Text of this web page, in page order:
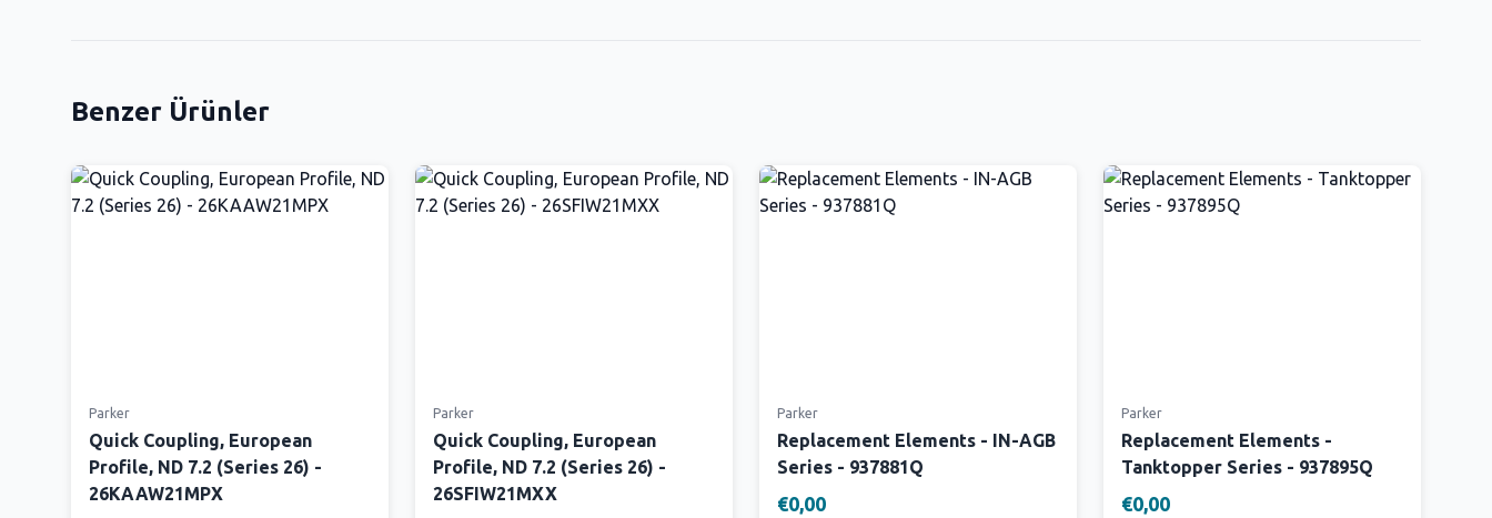
Benzer Ürünler
Parker
Quick Coupling, European
Profile, ND 7.2 (Series 26) -
26KAAW21MPX
Parker
Quick Coupling, European
Profile, ND 7.2 (Series 26) -
26SFIW21MXX
Parker
Replacement Elements - IN-AGB
Series - 937881Q
€0,00
Parker
Replacement Elements -
Tanktopper Series - 937895Q
€0,00